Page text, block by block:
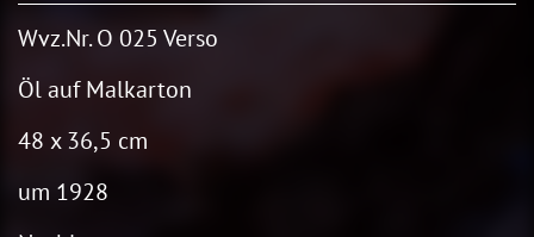
Wvz.Nr. O 025 Verso
Öl auf Malkarton
48 x 36,5 cm
um 1928